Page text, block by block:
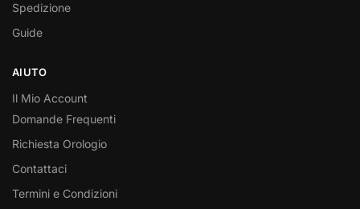
Spedizione
Guide
AIUTO
Il Mio Account
Domande Frequenti
Richiesta Orologio
Contattaci
Termini e Condizioni